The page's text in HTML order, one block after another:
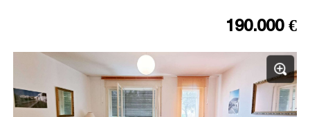
190.000 €